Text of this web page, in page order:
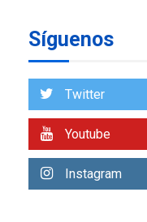
1
2
Síguenos
Twitter
Youtube
Instagram